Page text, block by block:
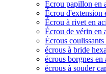
Écrou papillon en
Écrou d'extension
Écrou à rivet en
Écrou de vérin en
Écrous
écrous à bride
écrous borgnes en
écrous à souder